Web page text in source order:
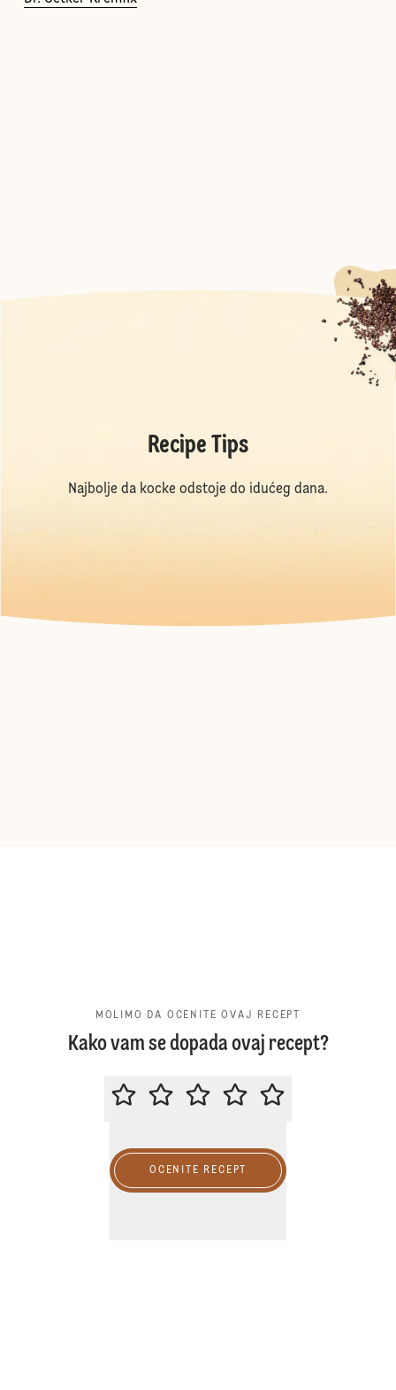
Recipe Tips
Najbolje da kocke odstoje do idućeg dana.
MOLIMO DA OCENITE OVAJ RECEPT
Kako vam se dopada ovaj recept?
MOLIMO DA OCENITE OVAJ
OCENITE RECEPT